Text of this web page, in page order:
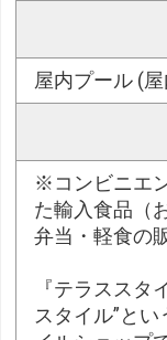
屋内プール (
※コンビニエ
た輸入食品（
弁当・軽食の
『テラススタ
スタイル”と